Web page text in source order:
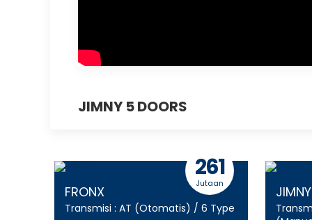
JIMNY 5 DOORS
261
Jutaan
FRONX
Transmisi : AT (Otomatis) / 6 Type